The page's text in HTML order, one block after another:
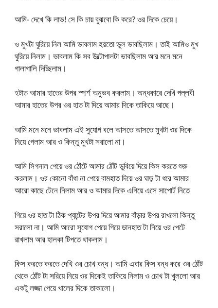
আমি- দেখে কি লাভ! সে কি চায় বুঝবো কি করে? ওর দিকে চেয়ে।
ও মুখটা ঘুরিয়ে নিল আমি ভাবলাম হয়তো ভুল ভাবছিলাম। তাই আমিও মুখ
ঘুরিয়ে নিলাম। ভাবলাম কি সব উল্টোপালটা ভাবছিলাম আর মনে মনে
গালাগালি দিচ্ছিলাম।
হটাত আমার হাতের উপর স্পর্শ অনুভব করলাম। অন্ধকারে দেখি পল্লবী
আমার হাতের উপর ওর হাত টা দিয়ে আমার দিকে তাকিয়ে আছে।
আমি মনে মনে ভাবলাম এই সুযোগ বলে আসতে আসতে মুখটা ওর দিকে
নিয়ে গেলাম আর ও কিন্তু মুখটা সরালো না।
আমি সিগনাল পেয়ে ওর ঠোঁটে আমার ঠোঁট ডুবিয়ে দিয়ে কিস করতে শুরু
করলাম। ওর কোনো বাঁধা না পেয়ে বামহাত দিয়ে ওর ঘাড় টা ধরে আমার
আরো কাছে টেনে নিলাম আর ও আমার দিকে এগিয়ে এসে সাপোর্ট নিতে
গিয়ে ওর হাত টা ঠিক প্যান্টের উপর দিয়ে আমার বাঁড়ার উপর রাখলো কিন্তু
সরালো না। আমি আরো সুযোগ পেয়ে গিয়ে ডানহাত টা নিয়ে ওর পেটে
রাখলাম আর হালকা টিপতে থাকলাম।
কিস করতে করতে দেখি ওর চোখ বন্ধ। আমি এবার কিস বন্ধ করে ওর ঠোঁট
থেকে ঠোঁট টা সরিয়ে নিয়ে ওর দিকেই তাকিয়ে নিলাম ও চোখ টা খুললো আর
একটু লজ্জা পেয়ে খালের দিকে তাকালো।